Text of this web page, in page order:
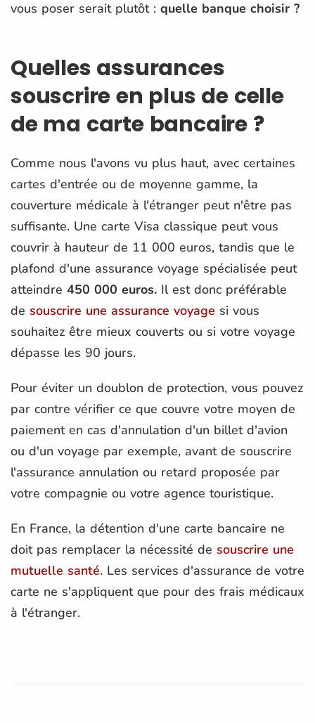
vous poser serait plutôt : quelle banque choisir ?
Quelles assurances
souscrire en plus de celle
de ma carte bancaire ?
Comme nous l'avons vu plus haut, avec certaines
cartes d'entrée ou de moyenne gamme, la
couverture médicale à l'étranger peut n'être pas
suffisante. Une carte Visa classique peut vous
couvrir à hauteur de 11 000 euros, tandis que le
plafond d'une assurance voyage spécialisée peut
atteindre 450 000 euros. Il est donc préférable
de souscrire une assurance voyage si vous
souhaitez être mieux couverts ou si votre voyage
dépasse les 90 jours.
Pour éviter un doublon de protection, vous pouvez
par contre vérifier ce que couvre votre moyen de
paiement en cas d'annulation d'un billet d'avion
ou d'un voyage par exemple, avant de souscrire
l'assurance annulation ou retard proposée par
votre compagnie ou votre agence touristique.
En France, la détention d'une carte bancaire ne
doit pas remplacer la nécessité de souscrire une
mutuelle santé. Les services d'assurance de votre
carte ne s'appliquent que pour des frais médicaux
à l'étranger.